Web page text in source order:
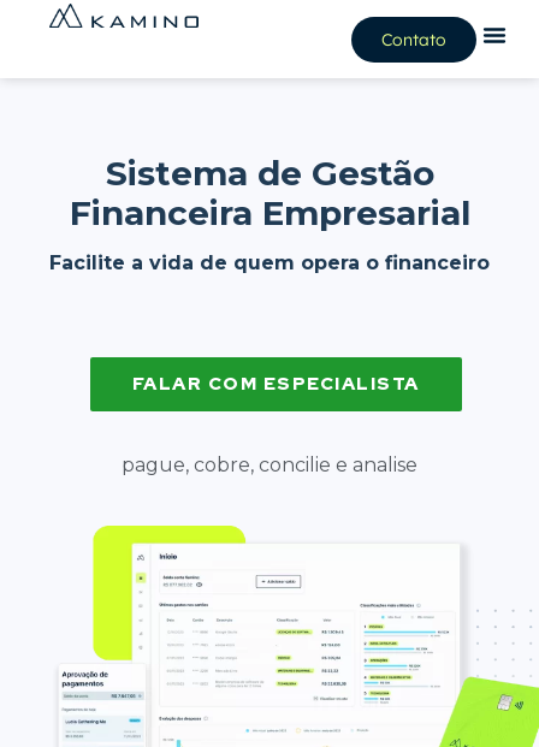
Contato
Sistema de Gestão
Financeira Empresarial
Facilite a vida de quem opera o financeiro
FALAR COM ESPECIALISTA
pague, cobre, concilie e analise